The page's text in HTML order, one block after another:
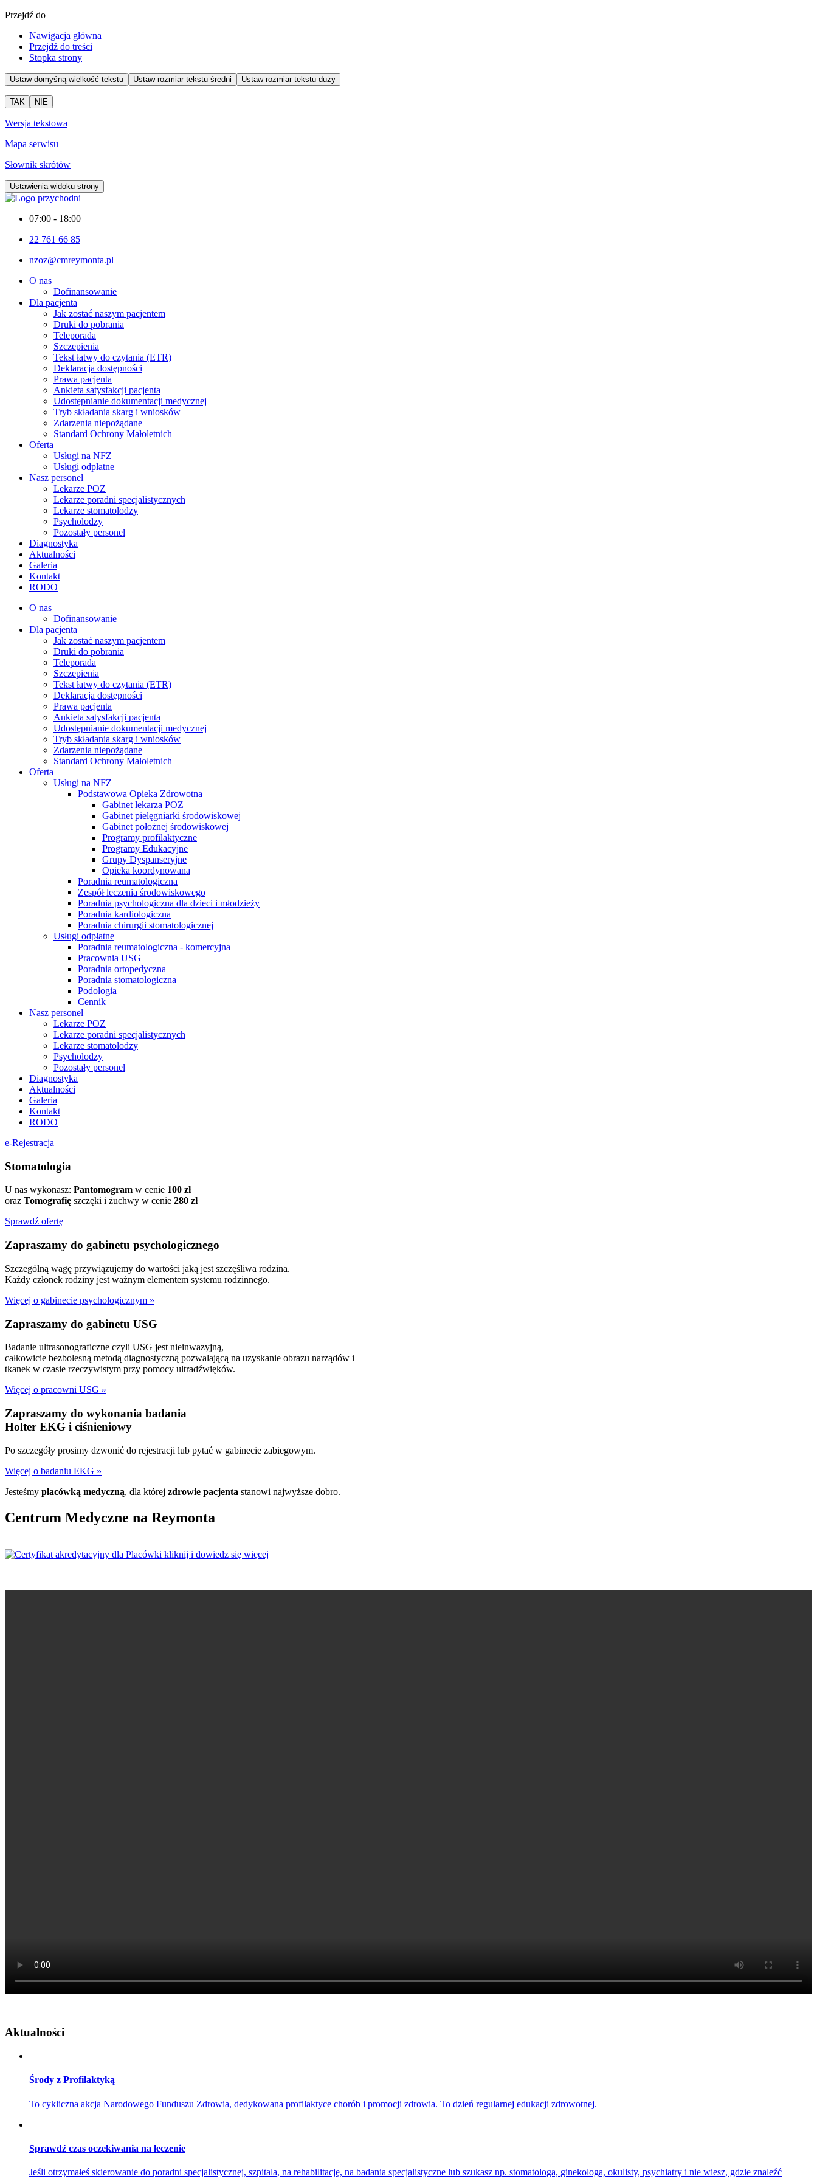
Przejdź do
Nawigacja główna
Przejdź do treści
Stopka strony
Ustaw domyśną wielkość tekstu Ustaw rozmiar tekstu średni Ustaw rozmiar tekstu duży
TAK NIE
Wersja tekstowa
Mapa serwisu
Słownik skrótów
Ustawienia widoku strony
07:00 - 18:00
22 761 66 85
nzoz@cmreymonta.pl
O nas
Dofinansowanie
Dla pacjenta
Jak zostać naszym pacjentem
Druki do pobrania
Teleporada
Szczepienia
Tekst łatwy do czytania (ETR)
Deklaracja dostępności
Prawa pacjenta
Ankieta satysfakcji pacjenta
Udostępnianie dokumentacji medycznej
Tryb składania skarg i wniosków
Zdarzenia niepożądane
Standard Ochrony Małoletnich
Oferta
Usługi na NFZ
Usługi odpłatne
Nasz personel
Lekarze POZ
Lekarze poradni specjalistycznych
Lekarze stomatolodzy
Psycholodzy
Pozostały personel
Diagnostyka
Aktualności
Galeria
Kontakt
RODO
O nas
Dofinansowanie
Dla pacjenta
Jak zostać naszym pacjentem
Druki do pobrania
Teleporada
Szczepienia
Tekst łatwy do czytania (ETR)
Deklaracja dostępności
Prawa pacjenta
Ankieta satysfakcji pacjenta
Udostępnianie dokumentacji medycznej
Tryb składania skarg i wniosków
Zdarzenia niepożądane
Standard Ochrony Małoletnich
Oferta
Usługi na NFZ
Podstawowa Opieka Zdrowotna
Gabinet lekarza POZ
Gabinet pielęgniarki środowiskowej
Gabinet położnej środowiskowej
Programy profilaktyczne
Programy Edukacyjne
Grupy Dyspanseryjne
Opieka koordynowana
Poradnia reumatologiczna
Zespół leczenia środowiskowego
Poradnia psychologiczna dla dzieci i młodzieży
Poradnia kardiologiczna
Poradnia chirurgii stomatologicznej
Usługi odpłatne
Poradnia reumatologiczna - komercyjna
Pracownia USG
Poradnia ortopedyczna
Poradnia stomatologiczna
Podologia
Cennik
Nasz personel
Lekarze POZ
Lekarze poradni specjalistycznych
Lekarze stomatolodzy
Psycholodzy
Pozostały personel
Diagnostyka
Aktualności
Galeria
Kontakt
RODO
e-Rejestracja
Stomatologia
U nas wykonasz: Pantomogram w cenie 100 zł
oraz Tomografię szczęki i żuchwy w cenie 280 zł
Sprawdź ofertę
Zapraszamy do gabinetu psychologicznego
Szczególną wagę przywiązujemy do wartości jaką jest szczęśliwa rodzina.
Każdy członek rodziny jest ważnym elementem systemu rodzinnego.
Więcej o gabinecie psychologicznym »
Zapraszamy do gabinetu USG
Badanie ultrasonograficzne czyli USG jest nieinwazyjną,
całkowicie bezbolesną metodą diagnostyczną pozwalającą na uzyskanie obrazu narządów i
tkanek w czasie rzeczywistym przy pomocy ultradźwięków.
Więcej o pracowni USG »
Zapraszamy do wykonania badania
Holter EKG i ciśnieniowy
Po szczegóły prosimy dzwonić do rejestracji lub pytać w gabinecie zabiegowym.
Więcej o badaniu EKG »
Jesteśmy placówką medyczną, dla której zdrowie pacjenta stanowi najwyższe dobro.
Centrum Medyczne na Reymonta
Aktualności
Środy z Profilaktyką
To cykliczna akcja Narodowego Funduszu Zdrowia, dedykowana profilaktyce chorób i promocji zdrowia. To dzień regularnej edukacji zdrowotnej.
Sprawdź czas oczekiwania na leczenie
Jeśli otrzymałeś skierowanie do poradni specjalistycznej, szpitala, na rehabilitację, na badania specjalistyczne lub szukasz np. stomatologa, ginekologa, okulisty, psychiatry i nie wiesz, gdzie znaleźć